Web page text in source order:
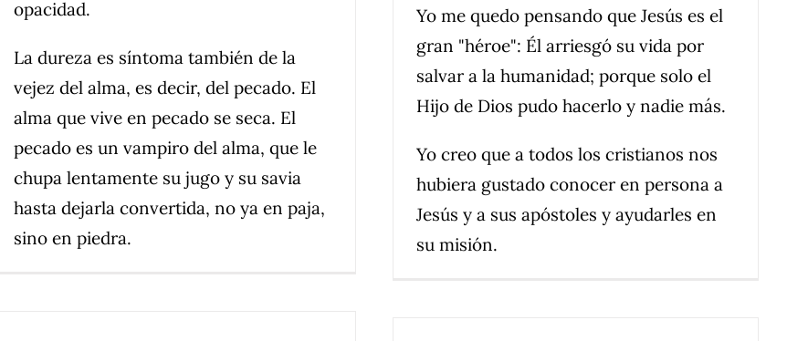
opacidad.
La dureza es síntoma también de la
vejez del alma, es decir, del pecado. El
alma que vive en pecado se seca. El
pecado es un vampiro del alma, que le
chupa lentamente su jugo y su savia
hasta dejarla convertida, no ya en paja,
sino en piedra.
Yo me quedo pensando que Jesús es el
gran "héroe": Él arriesgó su vida por
salvar a la humanidad; porque solo el
Hijo de Dios pudo hacerlo y nadie más.
Yo creo que a todos los cristianos nos
hubiera gustado conocer en persona a
Jesús y a sus apóstoles y ayudarles en
su misión.